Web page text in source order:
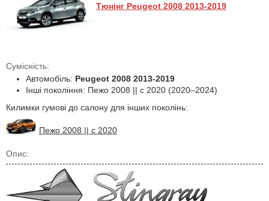
Тюнінг Peugeot 2008 2013-2019
Сумісність:
Автомобіль: Peugeot 2008 2013-2019
Інші покоління: Пежо 2008 || с 2020 (2020–2024)
Килимки гумові до салону для інших поколінь:
Пежо 2008 || с 2020
Опис: